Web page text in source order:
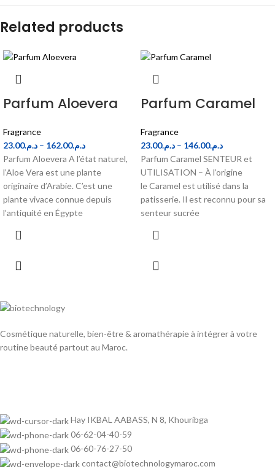
Related products
Parfum Aloevera
Fragrance
د.م.23.00 – د.م.162.00
Parfum Aloevera A l’état naturel,
l’Aloe Vera est une plante
originaire d’Arabie. C’est une
plante vivace connue depuis
l’antiquité en Égypte
Parfum Caramel
Fragrance
د.م.23.00 – د.م.146.00
Parfum Caramel SENTEUR et
UTILISATION – À l’origine
le Caramel est utilisé dans la
patisserie. Il est reconnu pour sa
senteur sucrée
Cosmétique naturelle, bien-être & aromathérapie à intégrer à votre
routine beauté partout au Maroc.
Hay IKBAL AABASS, N 8, Khouribga
06-62-04-40-59
06-60-76-27-50
contact@biotechnologymaroc.com